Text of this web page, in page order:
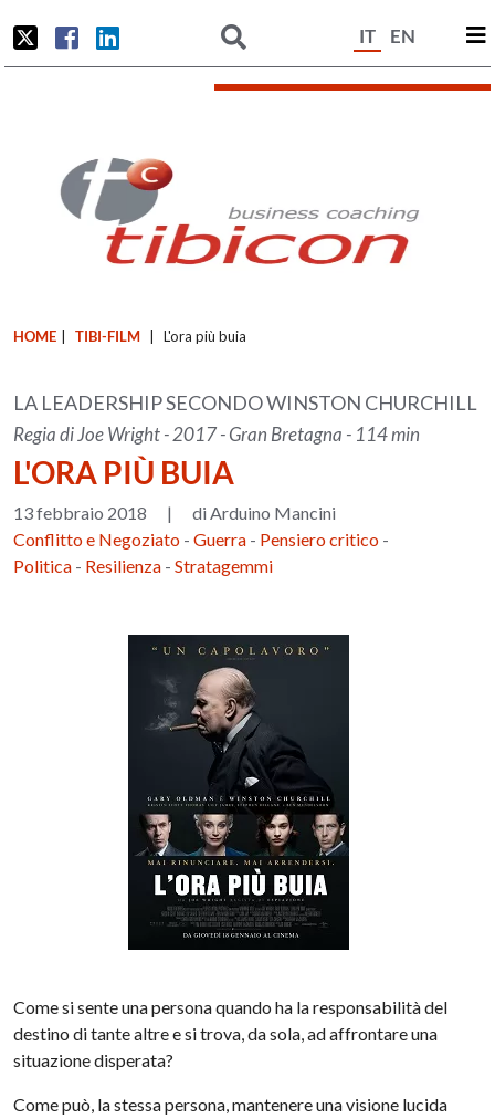
IT EN
HOME TIBI-FILM L'ora più buia
LA LEADERSHIP SECONDO WINSTON CHURCHILL
Regia di Joe Wright - 2017 - Gran Bretagna - 114 min
L'ORA PIÙ BUIA
13 febbraio 2018 |
di Arduino Mancini
Conflitto e Negoziato -Guerra - Pensiero critico -
Politica - Resilienza -Stratagemmi
Come si sente una persona quando ha la responsabilità del
destino di tante altre e si trova, da sola, ad affrontare una
situazione disperata?
Come può, la stessa persona, mantenere una visione lucida